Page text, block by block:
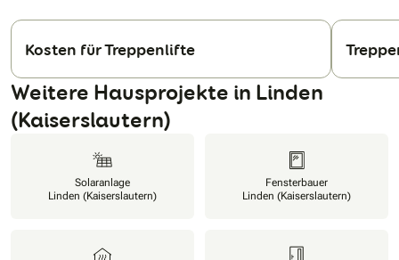
Kosten für Treppenlifte
Weitere Hausprojekte in Linden
(Kaiserslautern)
Solaranlage
Linden (Kaiserslautern)
Fensterbauer
Linden (Kaiserslautern)